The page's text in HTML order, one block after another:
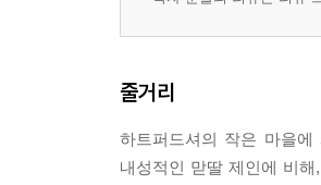
줄거리
하트퍼드셔의 작은 마을
내성적인 맏딸 제인에 비